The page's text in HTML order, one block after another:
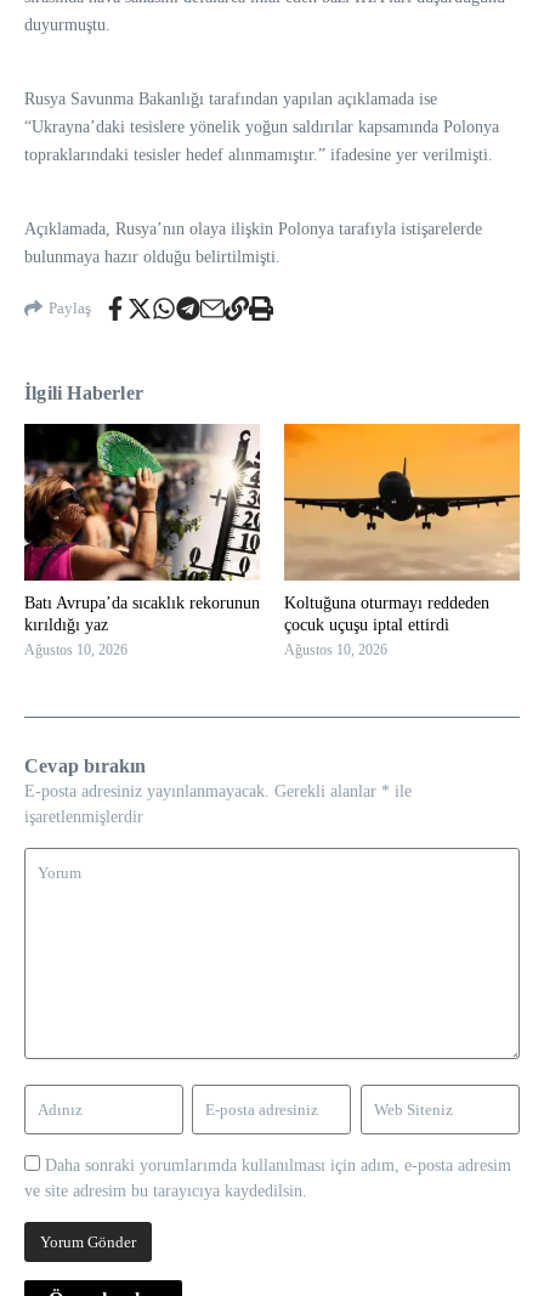
duyurmuştu.
Rusya Savunma Bakanlığı tarafından yapılan açıklamada ise
“Ukrayna’daki tesislere yönelik yoğun saldırılar kapsamında Polonya
topraklarındaki tesisler hedef alınmamıştır.” ifadesine yer verilmişti.
Açıklamada, Rusya’nın olaya ilişkin Polonya tarafıyla istişarelerde
bulunmaya hazır olduğu belirtilmişti.
Paylaş
İlgili Haberler
Batı Avrupa’da sıcaklık rekorunun
kırıldığı yaz
Ağustos 10, 2026
Koltuğuna oturmayı reddeden
çocuk uçuşu iptal ettirdi
Ağustos 10, 2026
Cevap bırakın
E-posta adresiniz yayınlanmayacak. Gerekli alanlar * ile
işaretlenmişlerdir
Daha sonraki yorumlarımda kullanılması için adım, e-posta adresim
ve site adresim bu tarayıcıya kaydedilsin.